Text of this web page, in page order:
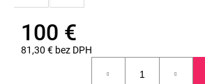
100 €
81,30 € bez DPH